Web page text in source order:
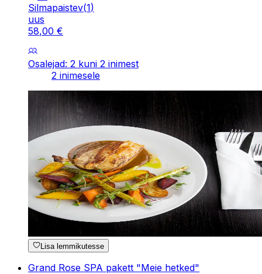
Silmapaistev(1)
uus
58,00 €
Osalejad: 2 kuni 2 inimest
2 inimesele
Lisa lemmikutesse
Grand Rose SPA pakett "Meie hetked"